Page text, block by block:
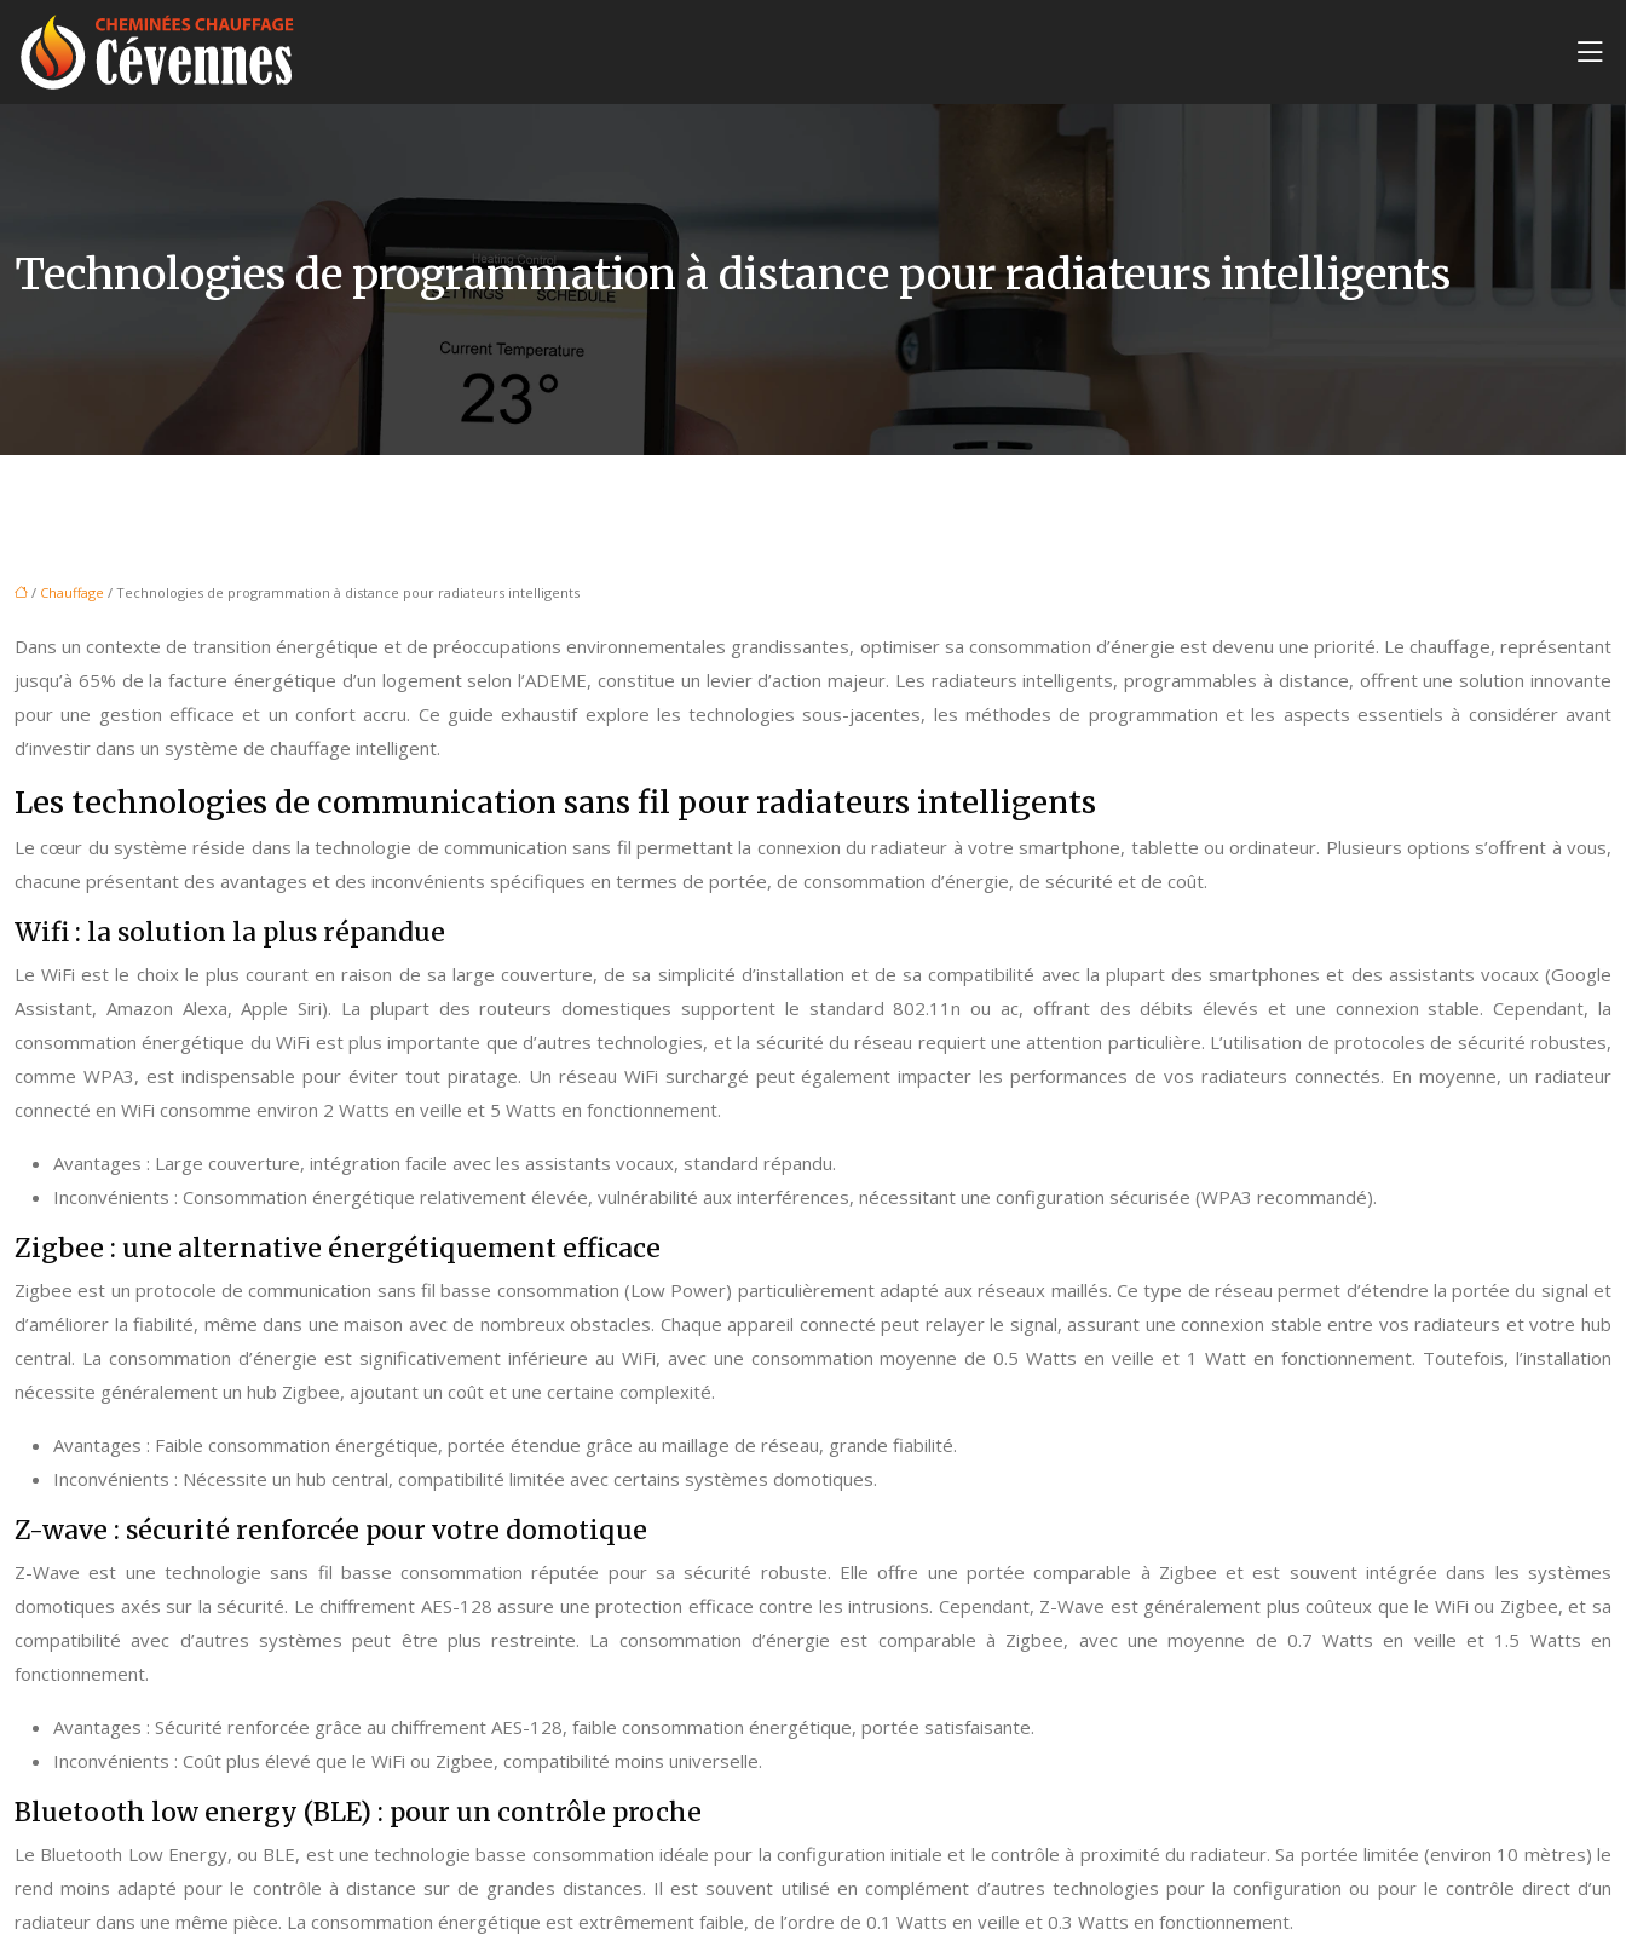
Technologies de programmation à distance pour radiateurs intelligents
/ Chauffage / Technologies de programmation à distance pour radiateurs intelligents
Dans un contexte de transition énergétique et de préoccupations environnementales grandissantes, optimiser sa consommation d’énergie est devenu une priorité. Le chauffage, représentant
jusqu’à 65% de la facture énergétique d’un logement selon l’ADEME, constitue un levier d’action majeur. Les radiateurs intelligents, programmables à distance, offrent une solution innovante
pour une gestion efficace et un confort accru. Ce guide exhaustif explore les technologies sous-jacentes, les méthodes de programmation et les aspects essentiels à considérer avant
d’investir dans un système de chauffage intelligent.
Les technologies de communication sans fil pour radiateurs intelligents
Le cœur du système réside dans la technologie de communication sans fil permettant la connexion du radiateur à votre smartphone, tablette ou ordinateur. Plusieurs options s’offrent à vous,
chacune présentant des avantages et des inconvénients spécifiques en termes de portée, de consommation d’énergie, de sécurité et de coût.
Wifi : la solution la plus répandue
Le WiFi est le choix le plus courant en raison de sa large couverture, de sa simplicité d’installation et de sa compatibilité avec la plupart des smartphones et des assistants vocaux (Google
Assistant, Amazon Alexa, Apple Siri). La plupart des routeurs domestiques supportent le standard 802.11n ou ac, offrant des débits élevés et une connexion stable. Cependant, la
consommation énergétique du WiFi est plus importante que d’autres technologies, et la sécurité du réseau requiert une attention particulière. L’utilisation de protocoles de sécurité robustes,
comme WPA3, est indispensable pour éviter tout piratage. Un réseau WiFi surchargé peut également impacter les performances de vos radiateurs connectés. En moyenne, un radiateur
connecté en WiFi consomme environ 2 Watts en veille et 5 Watts en fonctionnement.
Avantages : Large couverture, intégration facile avec les assistants vocaux, standard répandu.
Inconvénients : Consommation énergétique relativement élevée, vulnérabilité aux interférences, nécessitant une configuration sécurisée (WPA3 recommandé).
Zigbee : une alternative énergétiquement efficace
Zigbee est un protocole de communication sans fil basse consommation (Low Power) particulièrement adapté aux réseaux maillés. Ce type de réseau permet d’étendre la portée du signal et
d’améliorer la fiabilité, même dans une maison avec de nombreux obstacles. Chaque appareil connecté peut relayer le signal, assurant une connexion stable entre vos radiateurs et votre hub
central. La consommation d’énergie est significativement inférieure au WiFi, avec une consommation moyenne de 0.5 Watts en veille et 1 Watt en fonctionnement. Toutefois, l’installation
nécessite généralement un hub Zigbee, ajoutant un coût et une certaine complexité.
Avantages : Faible consommation énergétique, portée étendue grâce au maillage de réseau, grande fiabilité.
Inconvénients : Nécessite un hub central, compatibilité limitée avec certains systèmes domotiques.
Z-wave : sécurité renforcée pour votre domotique
Z-Wave est une technologie sans fil basse consommation réputée pour sa sécurité robuste. Elle offre une portée comparable à Zigbee et est souvent intégrée dans les systèmes
domotiques axés sur la sécurité. Le chiffrement AES-128 assure une protection efficace contre les intrusions. Cependant, Z-Wave est généralement plus coûteux que le WiFi ou Zigbee, et sa
compatibilité avec d’autres systèmes peut être plus restreinte. La consommation d’énergie est comparable à Zigbee, avec une moyenne de 0.7 Watts en veille et 1.5 Watts en
fonctionnement.
Avantages : Sécurité renforcée grâce au chiffrement AES-128, faible consommation énergétique, portée satisfaisante.
Inconvénients : Coût plus élevé que le WiFi ou Zigbee, compatibilité moins universelle.
Bluetooth low energy (BLE) : pour un contrôle proche
Le Bluetooth Low Energy, ou BLE, est une technologie basse consommation idéale pour la configuration initiale et le contrôle à proximité du radiateur. Sa portée limitée (environ 10 mètres) le
rend moins adapté pour le contrôle à distance sur de grandes distances. Il est souvent utilisé en complément d’autres technologies pour la configuration ou pour le contrôle direct d’un
radiateur dans une même pièce. La consommation énergétique est extrêmement faible, de l’ordre de 0.1 Watts en veille et 0.3 Watts en fonctionnement.